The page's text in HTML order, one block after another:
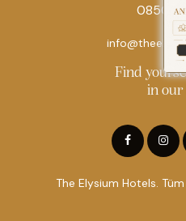
0850
Find
in our
The Elysium Hotels. Tüm